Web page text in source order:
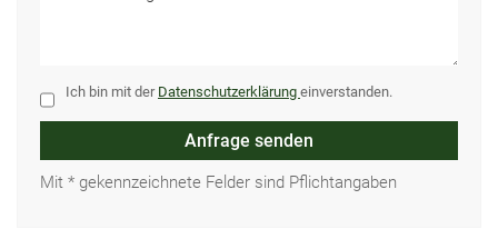
Ich bin mit der Datenschutzerklärung einverstanden.
Anfrage senden
Mit * gekennzeichnete Felder sind Pflichtangaben